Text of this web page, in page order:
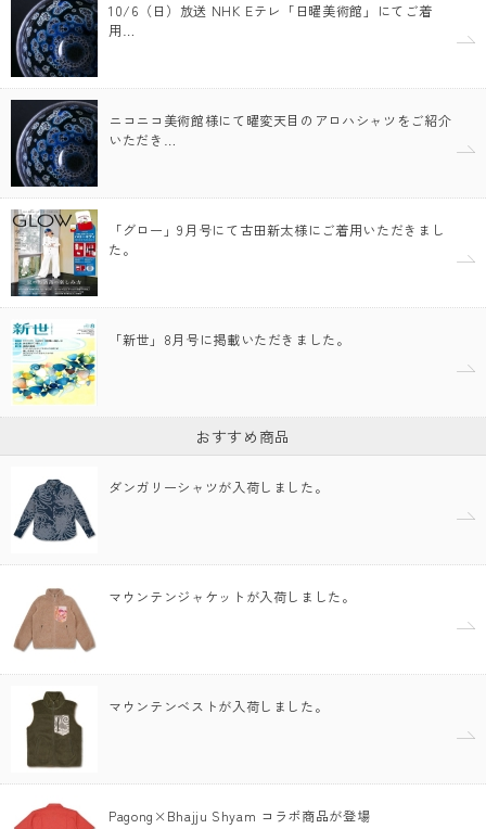
10/6（日）放送 NHK Eテレ「日曜美術館」にてご着
用…
ニコニコ美術館様にて曜変天目のアロハシャツをご紹介
いただき…
「グロー」9月号にて古田新太様にご着用いただきまし
た。
「新世」8月号に掲載いただきました。
おすすめ商品
ダンガリーシャツが入荷しました。
マウンテンジャケットが入荷しました。
マウンテンベストが入荷しました。
Pagong×Bhajju Shyam コラボ商品が登場